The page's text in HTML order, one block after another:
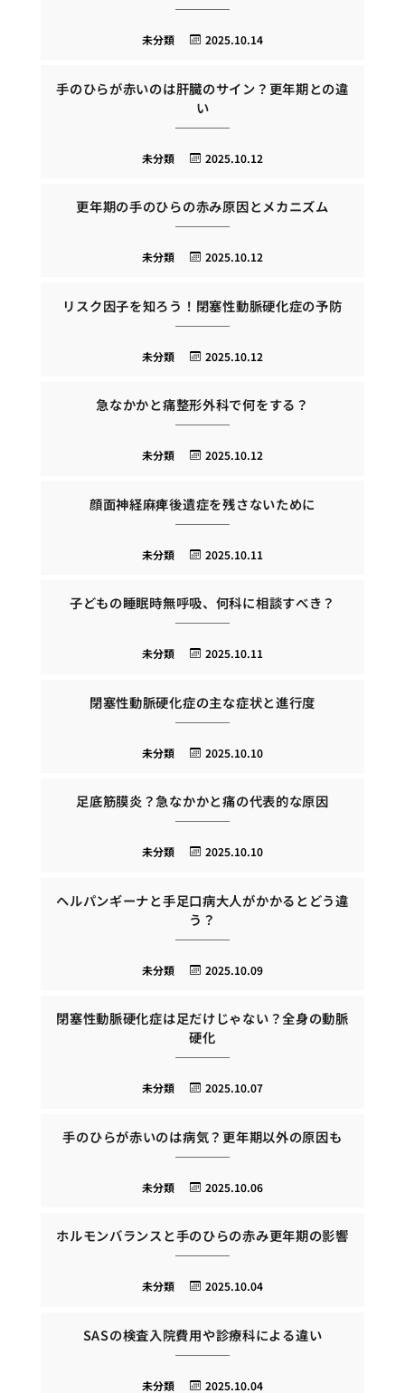
2025.10.14
未分類
手のひらが赤いのは肝臓のサイン？更年期との違
い
2025.10.12
未分類
更年期の手のひらの赤み原因とメカニズム
2025.10.12
未分類
リスク因子を知ろう！閉塞性動脈硬化症の予防
2025.10.12
未分類
急なかかと痛整形外科で何をする？
2025.10.12
未分類
顔面神経麻痺後遺症を残さないために
2025.10.11
未分類
子どもの睡眠時無呼吸、何科に相談すべき？
2025.10.11
未分類
閉塞性動脈硬化症の主な症状と進行度
2025.10.10
未分類
足底筋膜炎？急なかかと痛の代表的な原因
2025.10.10
未分類
ヘルパンギーナと手足口病大人がかかるとどう違
う？
2025.10.09
未分類
閉塞性動脈硬化症は足だけじゃない？全身の動脈
硬化
2025.10.07
未分類
手のひらが赤いのは病気？更年期以外の原因も
2025.10.06
未分類
ホルモンバランスと手のひらの赤み更年期の影響
2025.10.04
未分類
SASの検査入院費用や診療科による違い
2025.10.04
未分類